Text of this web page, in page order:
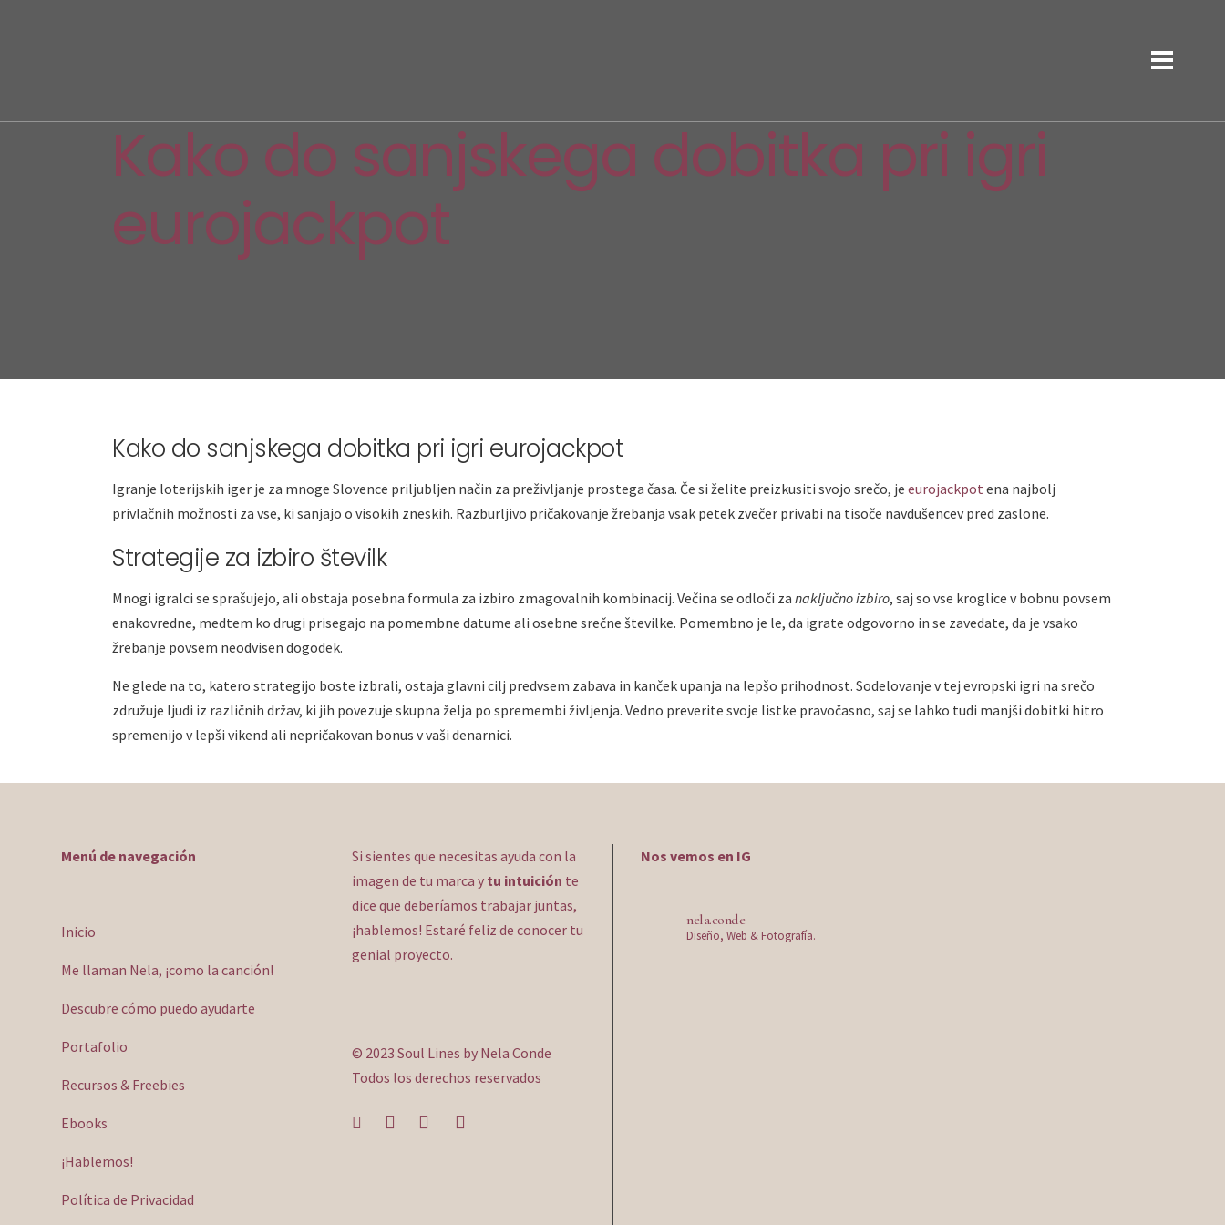
Kako do sanjskega dobitka pri igri
eurojackpot
Kako do sanjskega dobitka pri igri eurojackpot
Igranje loterijskih iger je za mnoge Slovence priljubljen način za preživljanje prostega časa. Če si želite preizkusiti svojo srečo, je eurojackpot ena najbolj
privlačnih možnosti za vse, ki sanjajo o visokih zneskih. Razburljivo pričakovanje žrebanja vsak petek zvečer privabi na tisoče navdušencev pred zaslone.
Strategije za izbiro številk
Mnogi igralci se sprašujejo, ali obstaja posebna formula za izbiro zmagovalnih kombinacij. Večina se odloči za naključno izbiro, saj so vse kroglice v bobnu povsem
enakovredne, medtem ko drugi prisegajo na pomembne datume ali osebne srečne številke. Pomembno je le, da igrate odgovorno in se zavedate, da je vsako
žrebanje povsem neodvisen dogodek.
Ne glede na to, katero strategijo boste izbrali, ostaja glavni cilj predvsem zabava in kanček upanja na lepšo prihodnost. Sodelovanje v tej evropski igri na srečo
združuje ljudi iz različnih držav, ki jih povezuje skupna želja po spremembi življenja. Vedno preverite svoje listke pravočasno, saj se lahko tudi manjši dobitki hitro
spremenijo v lepši vikend ali nepričakovan bonus v vaši denarnici.
Menú de navegación
Inicio
Me llaman Nela, ¡como la canción!
Descubre cómo puedo ayudarte
Portafolio
Recursos & Freebies
Ebooks
¡Hablemos!
Política de Privacidad
Si sientes que necesitas ayuda con la
imagen de tu marca y tu intuición te
dice que deberíamos trabajar juntas,
¡hablemos! Estaré feliz de conocer tu
genial proyecto.
© 2023 Soul Lines by Nela Conde
Todos los derechos reservados
Nos vemos en IG
nela.conde
Diseño, Web & Fotografía.